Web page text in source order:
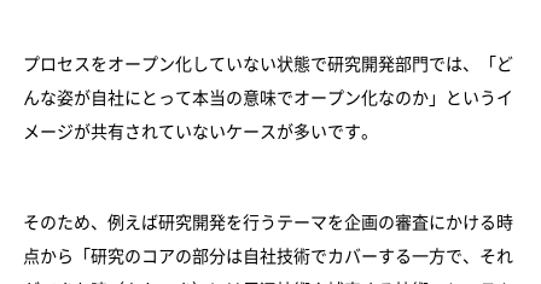
プロセスをオープン化していない状態で研究開発部門では、「ど
んな姿が自社にとって本当の意味でオープン化なのか」というイ
メージが共有されていないケースが多いです。
そのため、例えば研究開発を行うテーマを企画の審査にかける時
点から「研究のコアの部分は自社技術でカバーする一方で、それ